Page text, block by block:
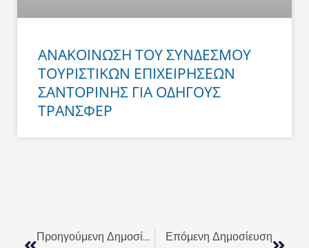
ΑΝΑΚΟΙΝΩΣΗ ΤΟΥ ΣΥΝΔΕΣΜΟΥ
ΤΟΥΡΙΣΤΙΚΩΝ ΕΠΙΧΕΙΡΗΣΕΩΝ
ΣΑΝΤΟΡΙΝΗΣ ΓΙΑ ΟΔΗΓΟΥΣ
ΤΡΑΝΣΦΕΡ
Προηγούμενη Δημοσίευση Επόμενη Δημοσίευση